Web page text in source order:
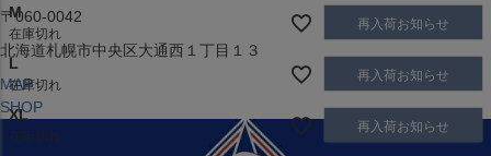
〒060-0042
北海道札幌市中央区大通西１丁目１３
MAP
SHOP
M
在庫切れ
再入荷お知らせ
L
在庫切れ
再入荷お知らせ
XL
在庫切れ
再入荷お知らせ